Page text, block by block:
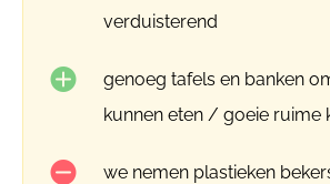
verduisterend
genoeg tafels en banken
kunnen eten / goeie ruime
we nemen plastieken